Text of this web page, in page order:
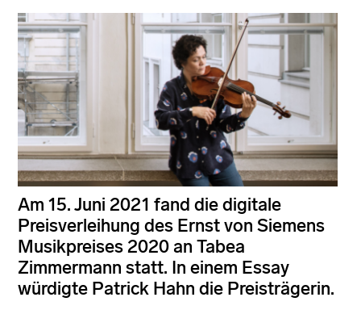
Am 15. Juni 2021 fand die digitale
Preisverleihung des Ernst von Siemens
Musikpreises 2020 an Tabea
Zimmermann statt. In einem Essay
würdigte Patrick Hahn die Preisträgerin.